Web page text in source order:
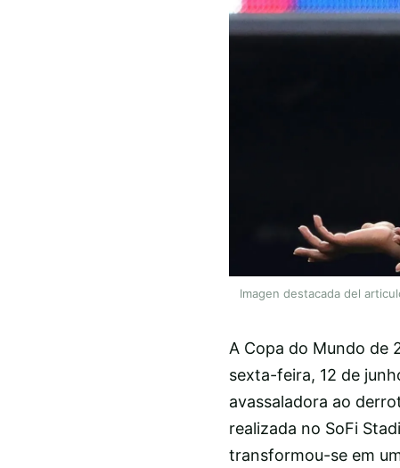
Imagen destacada del
A Copa do Mundo de
sexta-feira, 12 de
avassaladora ao
realizada no SoFi
transformou-se em